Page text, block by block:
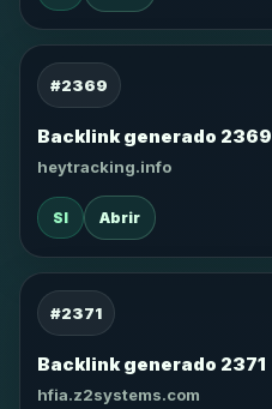
#2369
Backlink generado 2369
heytracking.info
SI Abrir
#2371
Backlink generado 2371
hfia.z2systems.com